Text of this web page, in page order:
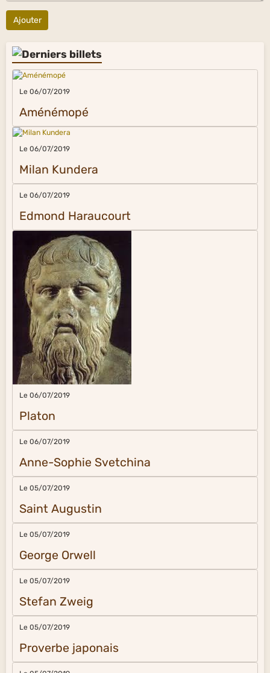
Ajouter
Le 06/07/2019
Aménémopé
Le 06/07/2019
Milan Kundera
Le 06/07/2019
Edmond Haraucourt
Le 06/07/2019
Platon
Le 06/07/2019
Anne-Sophie Svetchina
Le 05/07/2019
Saint Augustin
Le 05/07/2019
George Orwell
Le 05/07/2019
Stefan Zweig
Le 05/07/2019
Proverbe japonais